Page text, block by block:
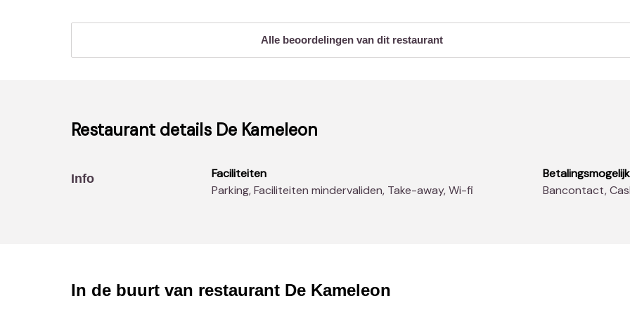
Alle beoordelingen van dit restaurant
Restaurant details De Kameleon
Info
Faciliteiten
Parking, Faciliteiten mindervaliden, Take-away, Wi-fi
Bancontact,
In de buurt van restaurant De Kameleon